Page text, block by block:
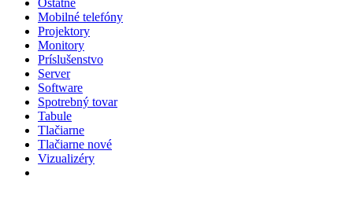
Ostatné
Mobilné telefóny
Projektory
Monitory
Príslušenstvo
Server
Software
Spotrebný tovar
Tabule
Tlačiarne
Tlačiarne nové
Vizualizéry